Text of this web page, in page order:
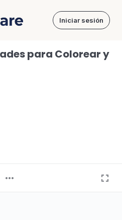
Iniciar sesión
para Colorear y